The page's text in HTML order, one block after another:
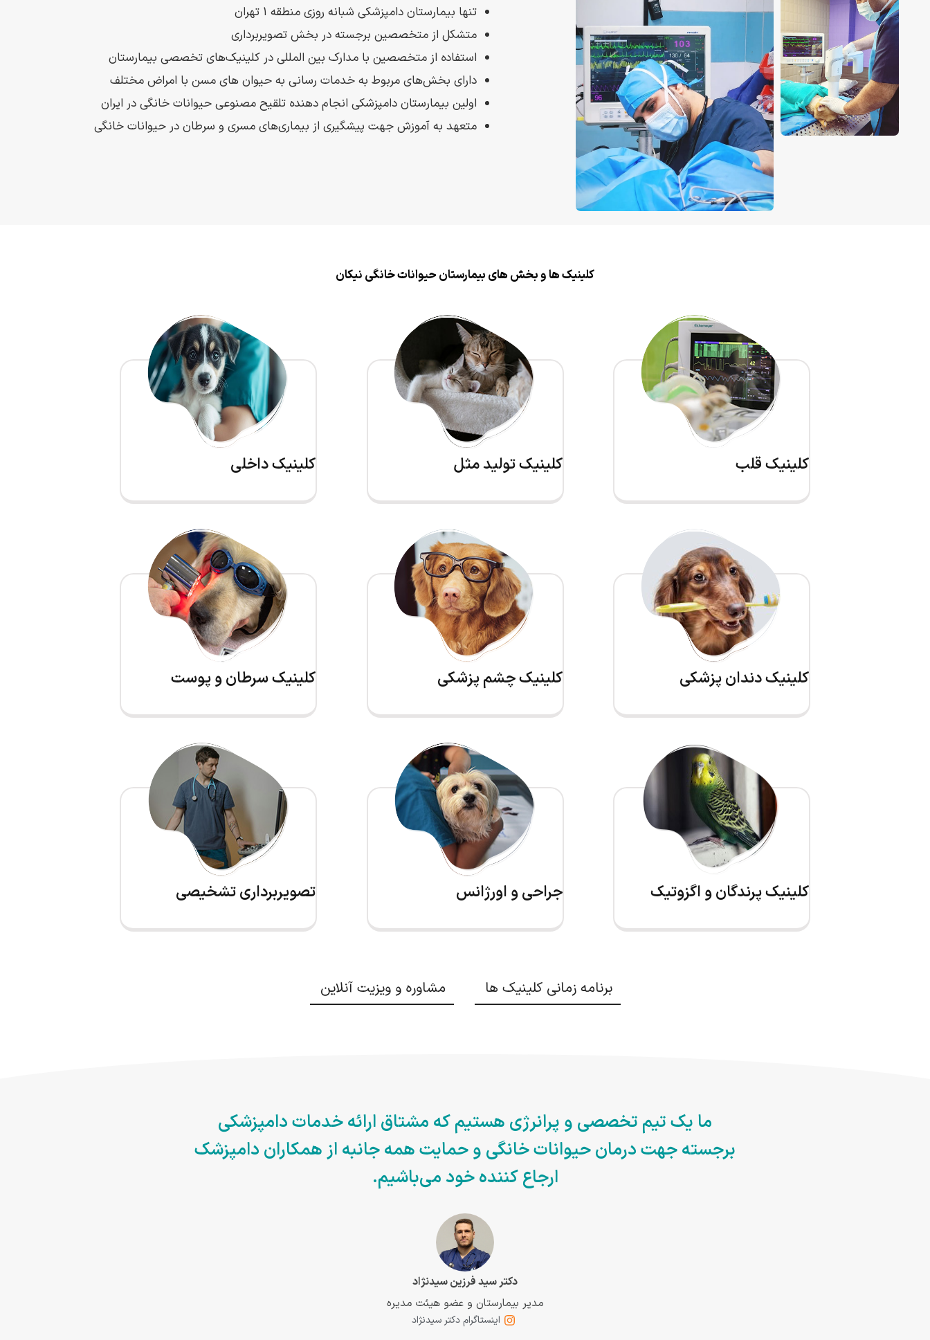
تنها بیمارستان دامپزشکی شبانه روزی منطقه ۱ تهران
متشکل از متخصصین برجسته در بخش تصویربرداری
استفاده از متخصصین با مدارک بین المللی در کلینیک‌های تخصصی بیمارستان
دارای بخش‌های مربوط به خدمات رسانی به حیوان های مسن با امراض مختلف
اولین بیمارستان دامپزشکی انجام دهنده تلقیح مصنوعی حیوانات خانگی در ایران
متعهد به آموزش جهت پیشگیری از بیماری‌های مسری و سرطان در حیوانات خانگی
کلینیک ها و بخش های بیمارستان حیوانات خانگی نیکان
کلینیک قلب کلینیک تولید مثل کلینیک داخلی
کلینیک دندان پزشکی کلینیک چشم پزشکی کلینیک سرطان و پوست
کلینیک پرندگان و اگزوتیک جراحی و اورژانس تصویربرداری تشخیصی
برنامه زمانی کلینیک ها مشاوره و ویزیت آنلاین
ما یک تیم تخصصی و پرانرژی هستیم که مشتاق ارائه خدمات دامپزشکی
برجسته جهت درمان حیوانات خانگی و حمایت همه جانبه از همکاران دامپزشک
ارجاع کننده خود می‌باشیم.
دکتر سید فرزین سیدنژاد
مدیر بیمارستان و عضو هیئت مدیره
اینستاگرام دکتر سیدنژاد